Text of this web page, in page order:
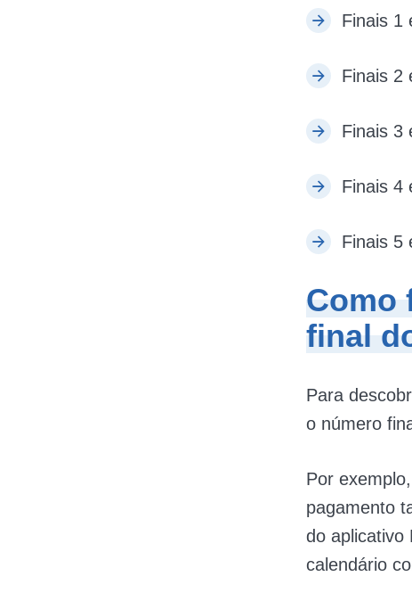
Finais 1
Finais 2
Finais 3
Finais 4
Finais 5
Como
final
Para
o número
Por
pagamento
do aplicativo
calendário